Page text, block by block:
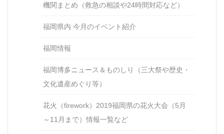
機関まとめ（救急の相談や24時間対応など）
福岡県内 今月のイベント紹介
福岡情報
福岡博多ニュース＆ものしり（三大祭や歴史・
文化遺産めぐり等）
花火（firework）2019福岡県の花火大会（5月
～11月まで）情報一覧など